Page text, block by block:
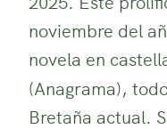
noviembre del
novela en
(Anagrama),
Bretaña actual.